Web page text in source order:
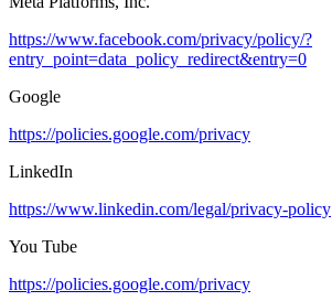
https://www.facebook.com/privacy/policy/?
entry_point=data_policy_redirect&entry=0
Google
https://policies.google.com/privacy
LinkedIn
https://www.linkedin.com/legal/privacy-policy
You Tube
https://policies.google.com/privacy